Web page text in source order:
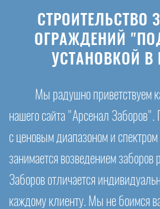
СТРОИТЕЛЬСТВО
ОГРАЖДЕНИЙ
УСТАНОВКОЙ В
Мы радушно приветствуем
нашего сайта "Арсенал Заборов".
с ценовым диапазоном и
занимается возведением заборов
Заборов отличается
каждому клиенту. Мы не боимся